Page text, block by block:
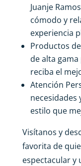
Juanje
cómodo y
experiencia
Productos
de alta
reciba el
Atención
necesidades
estilo que
Visítanos y
favorita de
espectacular y